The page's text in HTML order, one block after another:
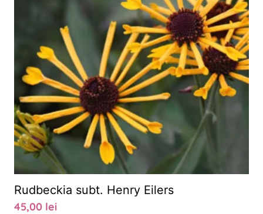
Rudbeckia subt. Henry Eilers
45,00 lei